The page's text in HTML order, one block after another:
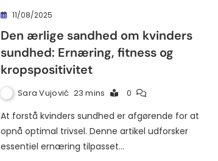
11/08/2025
Den ærlige sandhed om kvinders
sundhed: Ernæring, fitness og
kropspositivitet
Sara Vujović 23 mins 0
At forstå kvinders sundhed er afgørende for at
opnå optimal trivsel. Denne artikel udforsker
essentiel ernæring tilpasset…